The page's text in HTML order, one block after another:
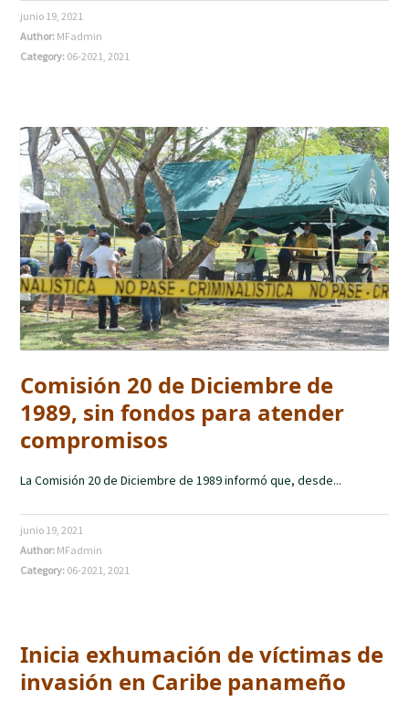
junio 19, 2021
Author: MFadmin
Category: 06-2021,2021
Comisión 20 de Diciembre de
1989, sin fondos para atender
compromisos
La Comisión 20 de Diciembre de 1989 informó que, desde...
junio 19, 2021
Author: MFadmin
Category: 06-2021 ,2021
Inicia exhumación de víctimas de
invasión en Caribe panameño